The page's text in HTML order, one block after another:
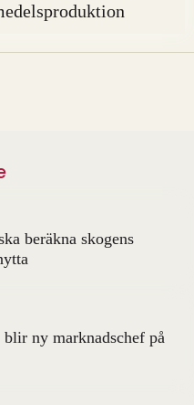
beräkna skogens
blir ny marknadschef på